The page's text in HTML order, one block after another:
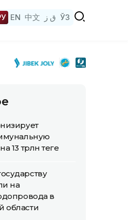
EN 中文 ق ز ЎЗ
13 трлн теңге
на
в
области